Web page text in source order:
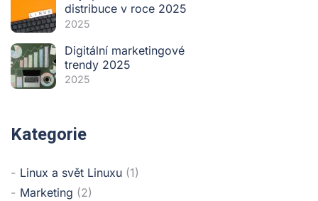
distribuce v roce 2025
2025
Digitální marketingové
trendy 2025
2025
Kategorie
Linux a svět Linuxu (1)
Marketing (2)